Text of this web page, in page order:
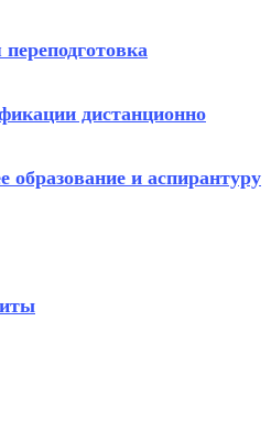
дистанционно
образование и аспирантуру